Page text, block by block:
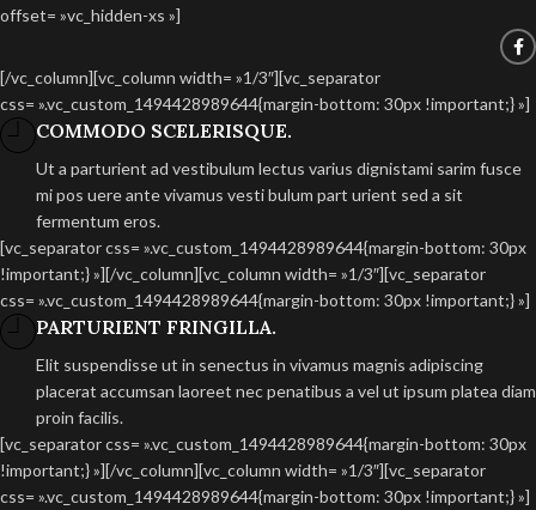
offset= »vc_hidden-xs »]
[/vc_column][vc_column width= »1/3″][vc_separator
css= ».vc_custom_1494428989644{margin-bottom: 30px !important;} »]
COMMODO SCELERISQUE.
Ut a parturient ad vestibulum lectus varius dignistami sarim fusce
mi pos uere ante vivamus vesti bulum part urient sed a sit
fermentum eros.
[vc_separator css= ».vc_custom_1494428989644{margin-bottom: 30px
!important;} »][/vc_column][vc_column width= »1/3″][vc_separator
css= ».vc_custom_1494428989644{margin-bottom: 30px !important;} »]
PARTURIENT FRINGILLA.
Elit suspendisse ut in senectus in vivamus magnis adipiscing
placerat accumsan laoreet nec penatibus a vel ut ipsum platea diam
proin facilis.
[vc_separator css= ».vc_custom_1494428989644{margin-bottom: 30px
!important;} »][/vc_column][vc_column width= »1/3″][vc_separator
css= ».vc_custom_1494428989644{margin-bottom: 30px !important;} »]